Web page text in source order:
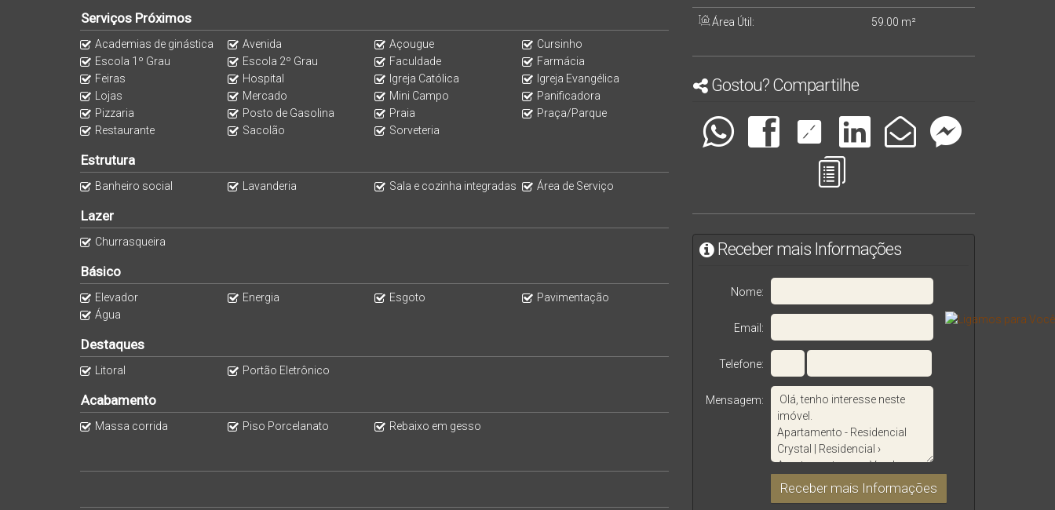
Espaço de terraço privativo
1 vaga de garagem
Piso porcelanato
Excelente posição solar.
O empreendimento além de estar pertinho do mar, tem também város tipos de serviços próximos como:
Mercados
Padarias
Escola
Lojas
Pizzaria
Restaurante
custo baixo de condomínio.
Condições de pagamento:
Analisa propostas à vista
PRONTO PARA MORAR
Serviços Próximos
Academias de ginástica Avenida Açougue
Cursinho
Escola 1º Grau
Escola 2º Grau Faculdade
Farmácia
Feiras
Hospital Igreja Católica
Igreja Evangélica
Lojas
Mercado Mini Campo
Panificadora
Pizzaria
Posto de Gasolina Praia
Praça/Parque
Restaurante
Sacolão Sorveteria
Estrutura
Banheiro social Lavanderia Sala e cozinha integradas Área de Serviço
Lazer
Churrasqueira
Básico
Elevador Energia Esgoto
Pavimentação
Água
Destaques
Litoral Portão Eletrônico
Acabamento
Massa corrida Piso Porcelanato Rebaixo em gesso
Área Útil: 59 .00 m²
Gostou? Compartilhe
Receber mais Informações
Nome:
Email:
Telefone:
Mensagem: